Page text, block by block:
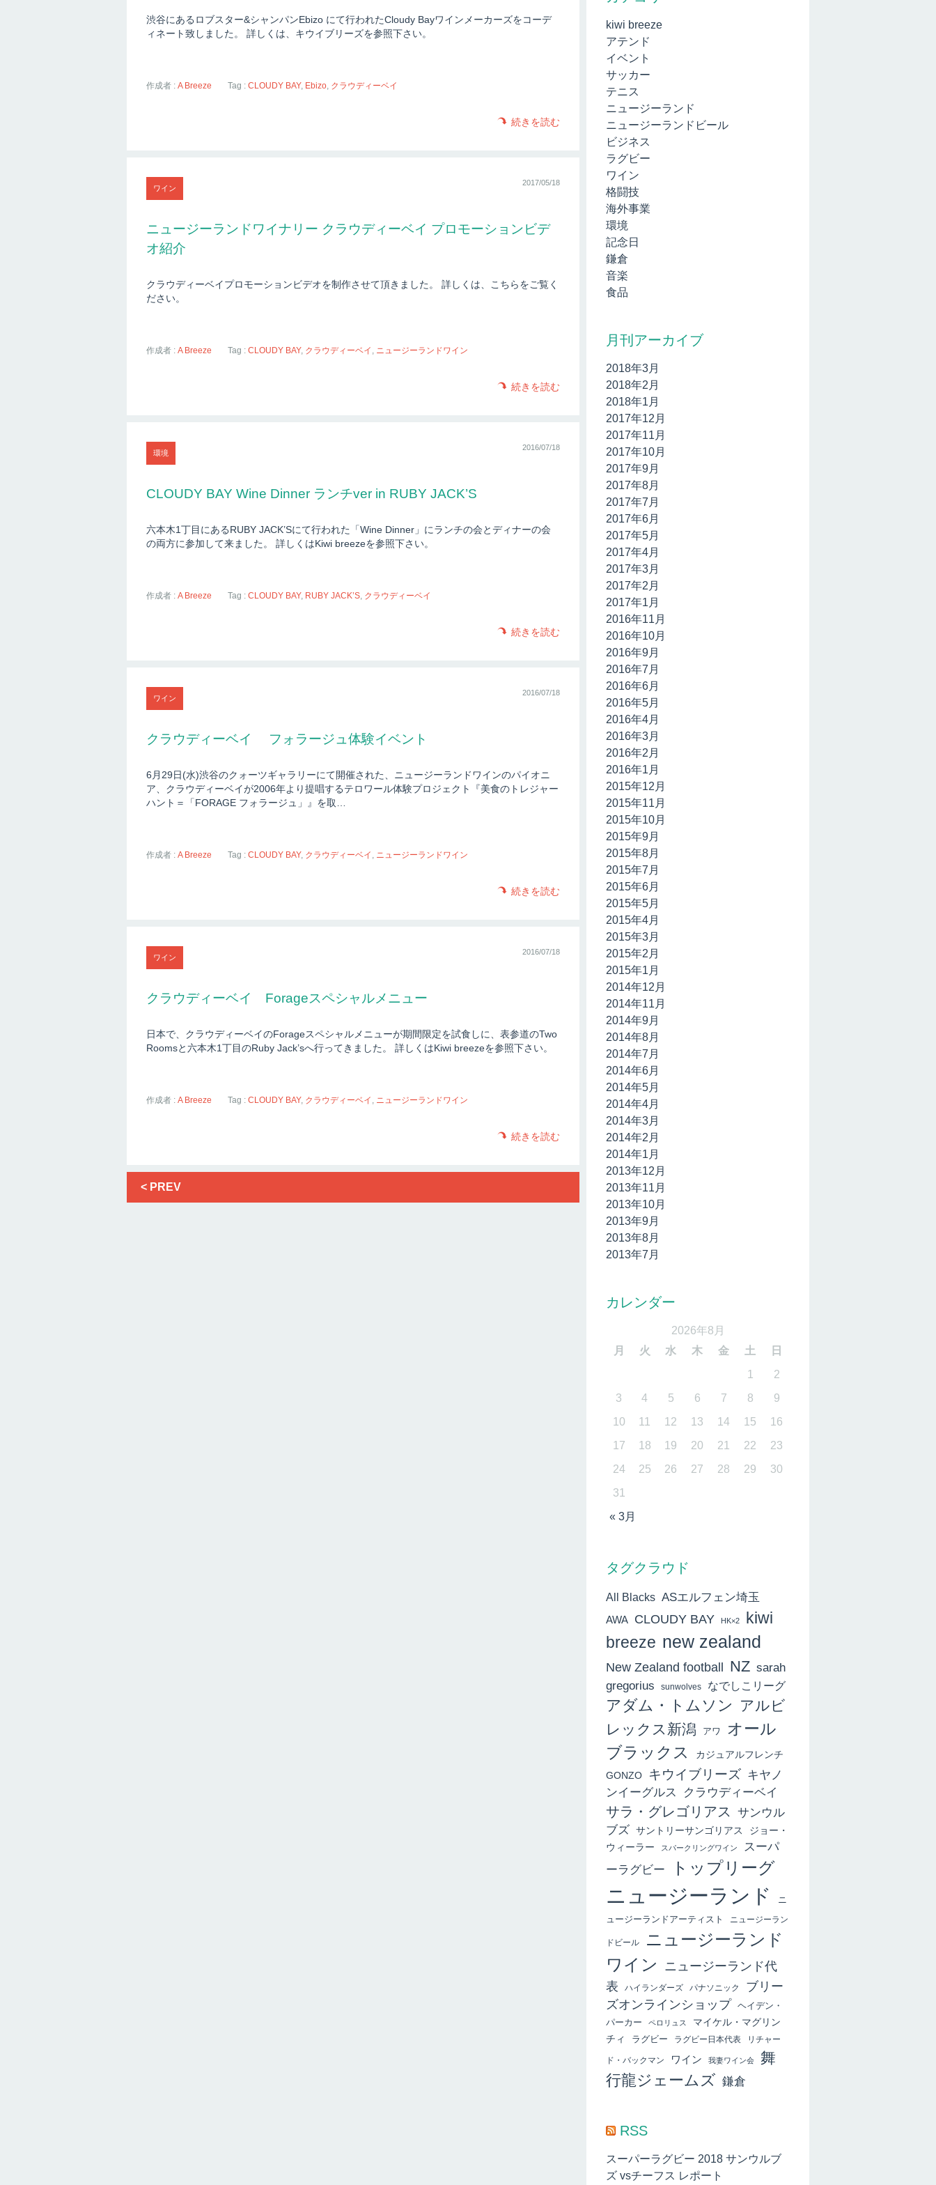
渋谷にあるロブスター&シャンパンEbizo にて行われたCloudy Bayワインメーカーズをコーデ
ィネート致しました。 詳しくは、キウイブリーズを参照下さい。
作成者 : A Breeze Tag :CLOUDY BAY, Ebizo クラウディーベイ
続きを読む
ワイン
2017/05/18
ニュージーランドワイナリー クラウディーベイ プロモーションビデ
オ紹介
クラウディーベイプロモーションビデオを制作させて頂きました。 詳しくは、こちらをご覧く
ださい。
作成者 : A Breeze Tag :CLOUDY BAY, クラウディーベイ ニュージーランドワイン
続きを読む
環境
2016/07/18
CLOUDY BAY Wine Dinner ランチver in RUBY JACK’S
六本木1丁目にあるRUBY JACK’Sにて行われた「Wine Dinner」にランチの会とディナーの会
の両方に参加して来ました。 詳しくはKiwi breezeを参照下さい。
作成者 : A Breeze Tag :CLOUDY BAY, RUBY JACK’S クラウディーベイ
続きを読む
ワイン
2016/07/18
クラウディーベイ フォラージュ体験イベント
6月29日(水)渋谷のクォーツギャラリーにて開催された、ニュージーランドワインのパイオニ
ア、クラウディーベイが2006年より提唱するテロワール体験プロジェクト『美食のトレジャー
ハント＝「FORAGE フォラージュ」』を取…
作成者 : A Breeze Tag :CLOUDY BAY, クラウディーベイ ニュージーランドワイン
続きを読む
ワイン
2016/07/18
クラウディーベイ Forageスペシャルメニュー
日本で、クラウディーベイのForageスペシャルメニューが期間限定を試食しに、表参道のTwo
Roomsと六本木1丁目のRuby Jack’sへ行ってきました。 詳しくはKiwi breezeを参照下さい。
作成者 : A Breeze Tag :CLOUDY BAY, クラウディーベイ ニュージーランドワイン
続きを読む
< PREV
kiwi breeze
アテンド
イベント
サッカー
テニス
ニュージーランド
ニュージーランドビール
ビジネス
ラグビー
ワイン
格闘技
海外事業
環境
記念日
鎌倉
音楽
食品
月刊アーカイブ
2018年3月
2018年2月
2018年1月
2017年12月
2017年11月
2017年10月
2017年9月
2017年8月
2017年7月
2017年6月
2017年5月
2017年4月
2017年3月
2017年2月
2017年1月
2016年11月
2016年10月
2016年9月
2016年7月
2016年6月
2016年5月
2016年4月
2016年3月
2016年2月
2016年1月
2015年12月
2015年11月
2015年10月
2015年9月
2015年8月
2015年7月
2015年6月
2015年5月
2015年4月
2015年3月
2015年2月
2015年1月
2014年12月
2014年11月
2014年9月
2014年8月
2014年7月
2014年6月
2014年5月
2014年4月
2014年3月
2014年2月
2014年1月
2013年12月
2013年11月
2013年10月
2013年9月
2013年8月
2013年7月
カレンダー
2026年8月
月
火 水 木 金 土 日
« 3月
1
2
3
4 5 6 7 8
9
10
11 12 13 14 15
16
17
18 19 20 21 22
23
24
25 26 27 28 29
30
31
タグクラウド
All Blacks ASエルフェン埼玉
AWA CLOUDY BAY HK×2
kiwi
breeze new zealand
New Zealand football NZ sarah
gregorius
sunwolves なでしこリーグ
アダム・トムソン
アルビ
レックス新潟
アワ
オール
ブラックス
カジュアルフレンチ
GONZO
キウイブリーズ キヤノ
ンイーグルス
クラウディーベイ
サラ・グレゴリアス
サンウル
ブズ サントリーサンゴリアス
ジョー・
ウィーラー
スパークリングワイン
スーパ
ーラグビー
トップリーグ
ニュージーランド
ニ
ュージーランドアーティスト
ニュージーラン
ドビール
ニュージーランド
ワイン
ニュージーランド代
表
ハイランダーズ パナソニック
ブリー
ズオンラインショップ ヘイデン・
パーカー
ペロリュス
マイケル・マグリン
チィ
ラグビー ラグビー日本代表 リチャー
ド・バックマン ワイン 我妻ワイン会
舞
行龍ジェームズ 鎌倉
RSS
スーパーラグビー 2018 サンウルブ
ズ vsチーフス レポート